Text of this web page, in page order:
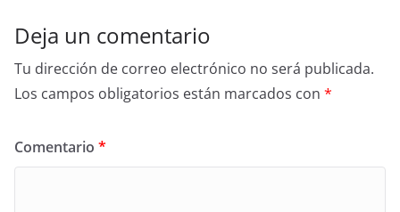
Deja un comentario
Tu dirección de correo electrónico no será publicada.
Los campos obligatorios están marcados con *
Comentario *